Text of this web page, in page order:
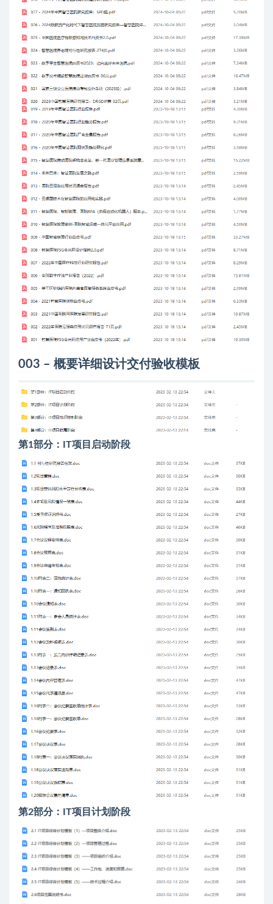
003 – 概要详细设计交付验收模板
第1部分：IT项目启动阶段
第2部分：IT项目计划阶段